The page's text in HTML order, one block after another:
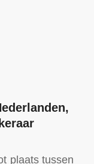
plaats tussen